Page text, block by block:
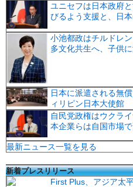
ユニセフは日本政府
びるよう支援と、日
小池都政はチルドレ
多文化共生へ、子供
日本に派遣される無
ィリピン日本大使館
自民党政権はウクラ
本企業らは自国市場
最新ニュース一覧を見る
新着プレスリリース
First Plus、アジア太